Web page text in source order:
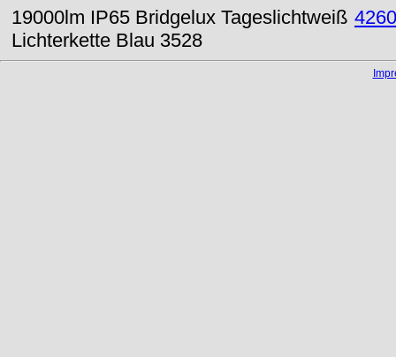
19000lm IP65 Bridgelux Tageslichtweiß
Lichterkette Blau 3528